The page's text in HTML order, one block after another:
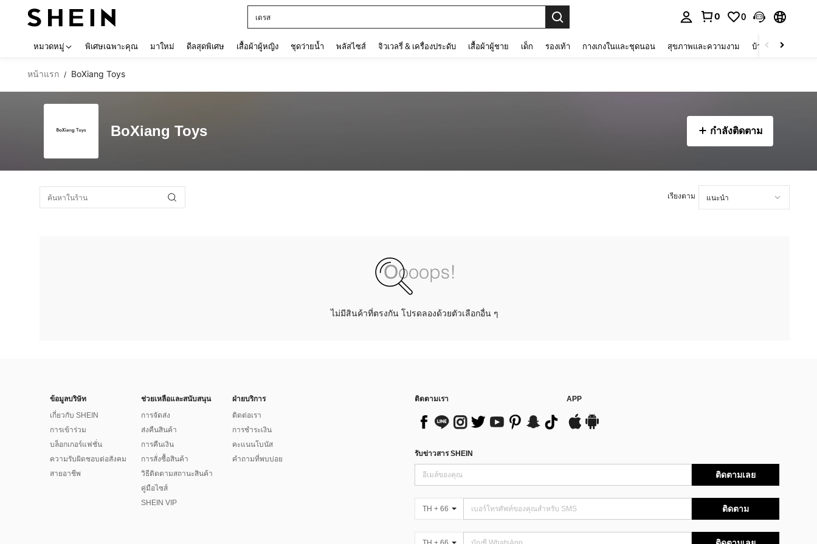
เดรส
0 0
หมวดหมู่ พิเศษเฉพาะคุณ มาใหม่ ดีลสุดพิเศษ เสื้อผ้าผู้หญิง ชุดว่ายน้ำ พลัสไซส์ จิวเวลรี่ & เครื่องประดับ เสื้อผ้าผู้ชาย เด็ก รองเท้า กางเกงในและชุดนอน สุขภาพและความงาม บ้านและที่อยู่อาศัย
หน้าแรก / BoXiang Toys
BoXiang Toys กำลังติดตาม
เรียงตาม
ไม่มีสินค้าที่ตรงกัน โปรดลองด้วยตัวเลือกอื่น ๆ
ข้อมูลบริษัท
เกี่ยวกับ SHEIN
การเข้าร่วม
บล็อกเกอร์แฟชั่น
ความรับผิดชอบต่อสังคม
สายอาชีพ
ช่วยเหลือและสนับสนุน
การจัดส่ง
ส่งคืนสินค้า
การคืนเงิน
การสั่งซื้อสินค้า
วิธีติดตามสถานะสินค้า
คู่มือไซส์
SHEIN VIP
ฝ่ายบริการ
ติดต่อเรา
การชำระเงิน
คะแนนโบนัส
คำถามที่พบบ่อย
ติดตามเรา APP
รับข่าวสาร SHEIN
ติดตามเลย
TH + 66 ติดตาม